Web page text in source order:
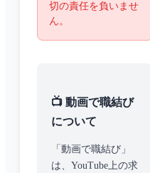
切の責任を負いませ
ん。
📺 動画で職結び
について
「動画で職結び」
は、YouTube上の求